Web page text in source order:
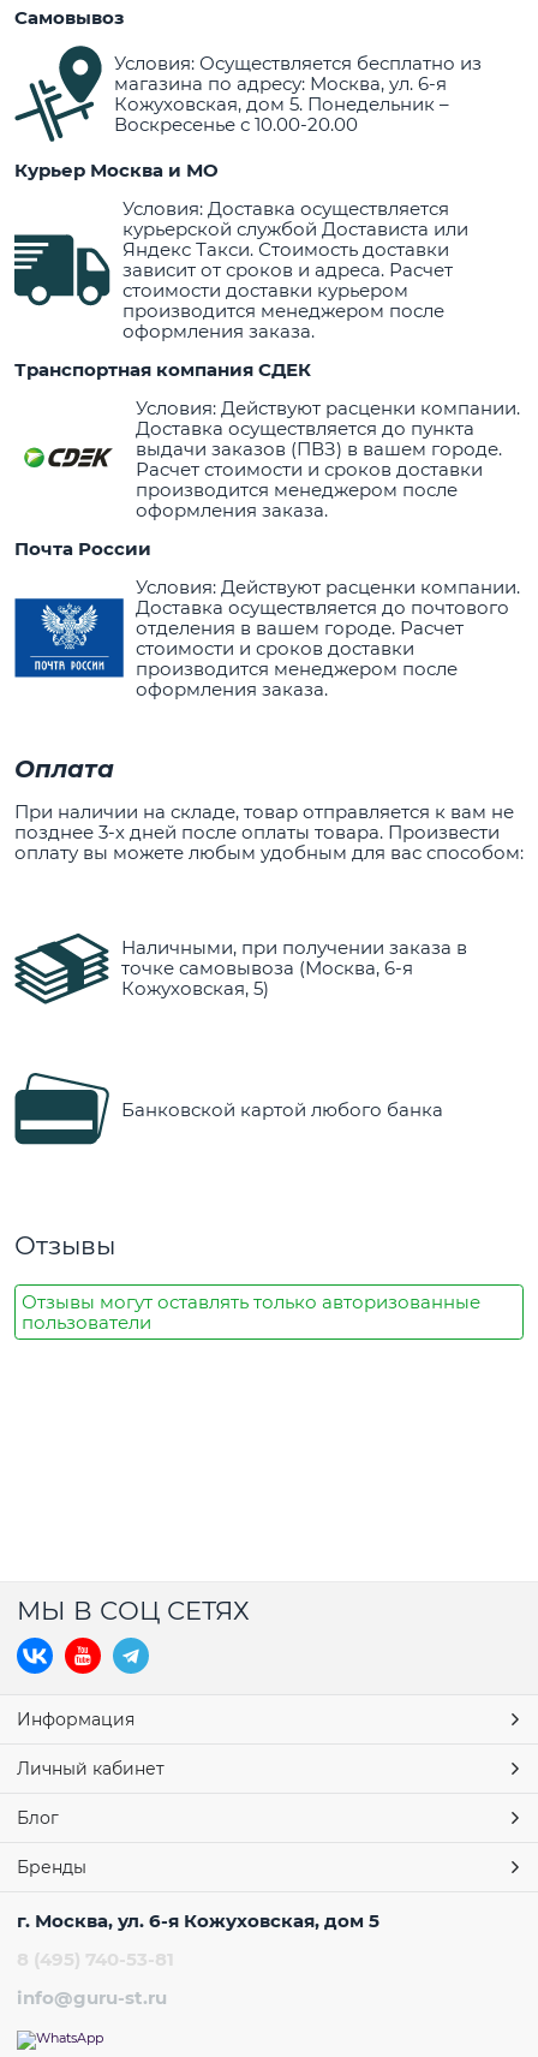
Самовывоз
Условия: Осуществляется бесплатно из
магазина по адресу: Москва, ул. 6-я
Кожуховская, дом 5. Понедельник –
Воскресенье с 10.00-20.00
Курьер Москва и МО
Условия: Доставка осуществляется
курьерской службой Достависта или
Яндекс Такси. Стоимость доставки
зависит от сроков и адреса. Расчет
стоимости доставки курьером
производится менеджером после
оформления заказа.
Транспортная компания СДЕК
Условия: Действуют расценки компании.
Доставка осуществляется до пункта
выдачи заказов (ПВЗ) в вашем городе.
Расчет стоимости и сроков доставки
производится менеджером после
оформления заказа.
Почта России
Условия: Действуют расценки компании.
Доставка осуществляется до почтового
отделения в вашем городе. Расчет
стоимости и сроков доставки
производится менеджером после
оформления заказа.
Оплата
При наличии на складе, товар отправляется к вам не
позднее 3-х дней после оплаты товара. Произвести
оплату вы можете любым удобным для вас способом:
Наличными, при получении заказа в
точке самовывоза (Москва, 6-я
Кожуховская, 5)
Банковской картой любого банка
Отзывы
Отзывы могут оставлять только авторизованные
пользователи
МЫ В СОЦ СЕТЯХ
Информация
Личный кабинет
Блог
Бренды
г. Москва, ул. 6-я Кожуховская, дом 5
8 (495) 740-53-81
info@guru-st.ru